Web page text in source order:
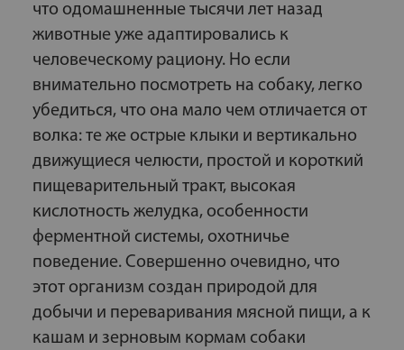
что одомашненные тысячи лет назад
животные уже адаптировались к
человеческому рациону. Но если
внимательно посмотреть на собаку, легко
убедиться, что она мало чем отличается от
волка: те же острые клыки и вертикально
движущиеся челюсти, простой и короткий
пищеварительный тракт, высокая
кислотность желудка, особенности
ферментной системы, охотничье
поведение. Совершенно очевидно, что
этот организм создан природой для
добычи и переваривания мясной пищи, а к
кашам и зерновым кормам собаки